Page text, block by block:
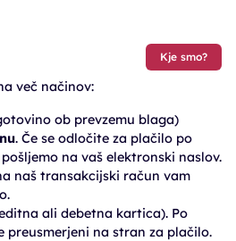
Kje smo?
več načinov:
ob prevzemu blaga)
. Če se odločite za plačilo po
na vaš elektronski naslov.
naš transakcijski račun vam
ali debetna kartica). Po
preusmerjeni na stran za plačilo.